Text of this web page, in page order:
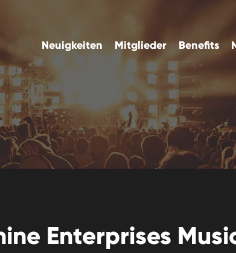
Neuigkeiten Mitglieder Benefits
Enterprises